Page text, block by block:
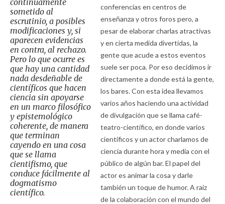
continuamente
sometido al
escrutinio, a posibles
modificaciones y, si
aparecen evidencias
en contra, al rechazo.
Pero lo que ocurre es
que hay una cantidad
nada desdeñable de
científicos que hacen
ciencia sin apoyarse
en un marco filosófico
y epistemológico
coherente, de manera
que terminan
cayendo en una cosa
que se llama
cientifismo, que
conduce fácilmente al
dogmatismo
científico.
conferencias en centros de
enseñanza y otros foros pero, a
pesar de elaborar charlas atractivas
y en cierta medida divertidas, la
gente que acude a estos eventos
suele ser poca. Por eso decidimos ir
directamente a donde está la gente,
los bares. Con esta idea llevamos
varios años haciendo una actividad
de divulgación que se llama café-
teatro-científico, en donde varios
científicos y un actor charlamos de
ciencia durante hora y media con el
público de algún bar. El papel del
actor es animar la cosa y darle
también un toque de humor. A raíz
de la colaboración con el mundo del